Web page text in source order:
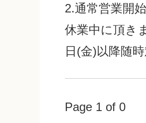
2.通常営業
休業中に頂き
日(金)以降随
Page 1 of 0